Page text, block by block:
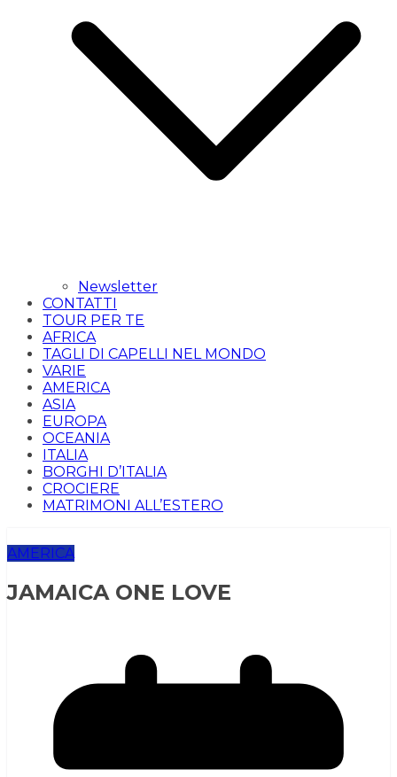
Newsletter
CONTATTI
TOUR PER TE
AFRICA
TAGLI DI CAPELLI NEL MONDO
VARIE
AMERICA
ASIA
EUROPA
OCEANIA
ITALIA
BORGHI D’ITALIA
CROCIERE
MATRIMONI ALL’ESTERO
AMERICA
JAMAICA ONE LOVE